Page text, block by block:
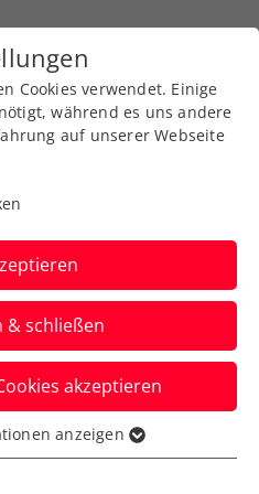
News
Cookies verwendet. Einige
während es uns andere
auf unserer Webseite
& schließen
akzeptieren
für grundlegende
anzeigen